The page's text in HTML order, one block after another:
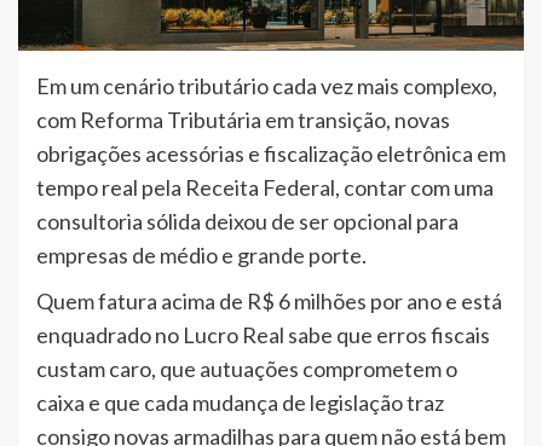
Em um cenário tributário cada vez mais complexo,
com Reforma Tributária em transição, novas
obrigações acessórias e fiscalização eletrônica em
tempo real pela Receita Federal, contar com uma
consultoria sólida deixou de ser opcional para
empresas de médio e grande porte.
Quem fatura acima de R$ 6 milhões por ano e está
enquadrado no Lucro Real sabe que erros fiscais
custam caro, que autuações comprometem o
caixa e que cada mudança de legislação traz
consigo novas armadilhas para quem não está bem